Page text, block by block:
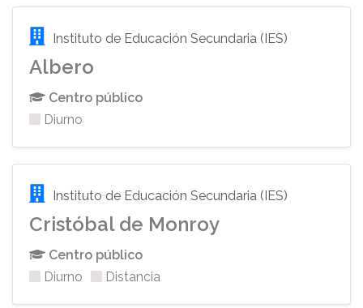
Instituto de Educación Secundaria (IES)
Albero
Centro público
Diurno
Instituto de Educación Secundaria (IES)
Cristóbal de Monroy
Centro público
Diurno
Distancia